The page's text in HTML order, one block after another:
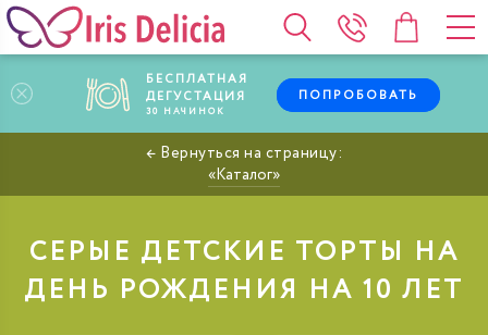
БЕСПЛАТНАЯ
ДЕГУСТАЦИЯ
30 НАЧИНОК
ПОПРОБОВАТЬ
Каталог
СЕРЫЕ ДЕТСКИЕ ТОРТЫ НА
ДЕНЬ РОЖДЕНИЯ НА 10 ЛЕТ